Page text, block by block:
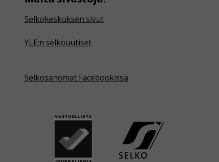
Selkokeskuksen sivut
YLE:n selkouutiset
Selkosanomat Facebookissa